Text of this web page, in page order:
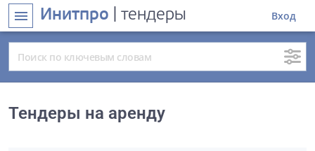
menu Инитпро | тендеры Вход
Тендеры на аренду